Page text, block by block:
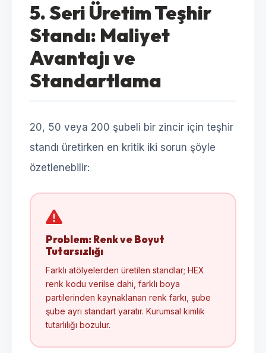
5. Seri Üretim Teşhir
Standı: Maliyet
Avantajı ve
Standartlama
20, 50 veya 200 şubeli bir zincir için teşhir
standı üretirken en kritik iki sorun şöyle
özetlenebilir:
Problem: Renk ve Boyut
Tutarsızlığı
Farklı atölyelerden üretilen standlar; HEX
renk kodu verilse dahi, farklı boya
partilerinden kaynaklanan renk farkı, şube
şube ayrı standart yaratır. Kurumsal kimlik
tutarlılığı bozulur.